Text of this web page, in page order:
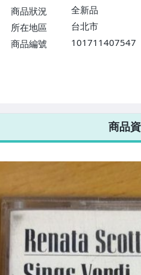
$1598免運費】
商品狀況
全新品
所在地區
台北市
商品編號
101711407547
商品